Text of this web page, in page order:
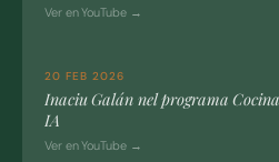
Ver en YouTube →
20 FEB 2026
Inaciu Galán nel programa
IA
Ver en YouTube →